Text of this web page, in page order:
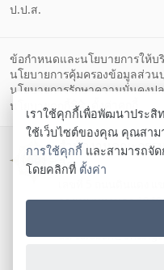
ป.ป.ส.
ข้อกำหนดและนโยบายการให้บ
นโยบายการคุ้มครองข้อมูลส่วน
นโยบายการรักษาความมั่นคงป
นโยบายคุกกี้
สำนักงานคณะกรร
ติด
กรุงเทพมหานคร
โทรศัพท์ 02-247-
us:
เราใช้คุกกี้เพื่อพัฒนาประ
ใช้เว็บไซต์ของคุณ คุณสาม
การใช้คุกกี้ และสามารถจั
โดยคลิกที่ ตั้งค่า